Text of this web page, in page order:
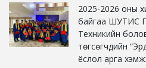
2025-2026 оны
байгаа ШУТИС
Техникийн
төгсөгчдийн
ёслол арга